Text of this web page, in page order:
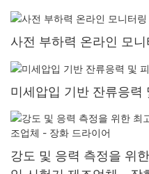
사전 부하력 온라인 모
미세압입 기반 잔류응력
강도 및 응력 측정을 위